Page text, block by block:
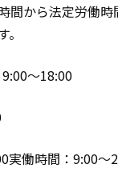
間から法定労働時
9:00～18:00
実働時間：9:00